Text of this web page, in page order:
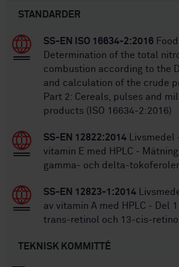
STANDARDER
SS-EN ISO 16634-2:2016
Determination of the total
combustion according to the
and calculation of the crude
Part 2: Cereals, pulses and
products (ISO 16634-2:2016)
SS-EN 12822:2014 Livsmedel
vitamin E med HPLC -
gamma- och delta-tokoferoler
SS-EN 12823-1:2014
av vitamin A med HPLC - Del
trans-retinol och 13-cis-retinol
TEKNISK KOMMITTÉ